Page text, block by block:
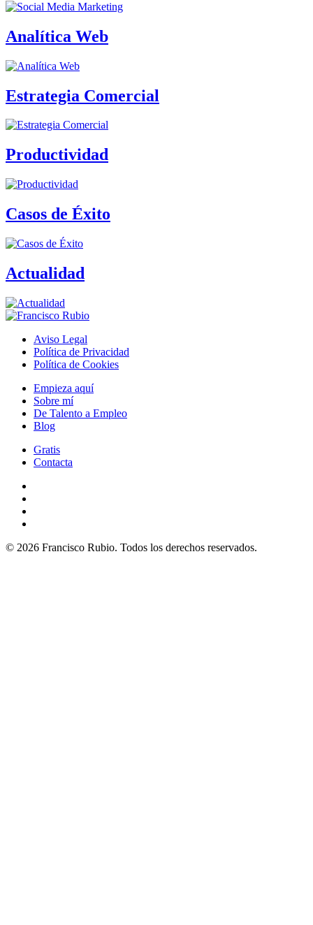
Analítica Web
Estrategia Comercial
Productividad
Casos de Éxito
Actualidad
Aviso Legal
Política de Privacidad
Política de Cookies
Empieza aquí
Sobre mí
De Talento a Empleo
Blog
Gratis
Contacta
© 2026 Francisco Rubio. Todos los derechos reservados.